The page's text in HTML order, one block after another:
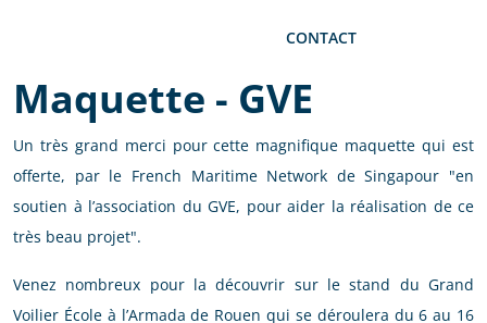
CONTACT
Maquette - GVE
Un très grand merci pour cette magnifique maquette qui est
offerte, par le French Maritime Network de Singapour "en
soutien à l’association du GVE, pour aider la réalisation de ce
très beau projet".
Venez nombreux pour la découvrir sur le stand du Grand
Voilier École à l’Armada de Rouen qui se déroulera du 6 au 16